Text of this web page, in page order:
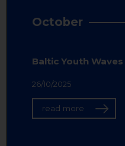
October
Baltic Youth
26/10/2025
read more